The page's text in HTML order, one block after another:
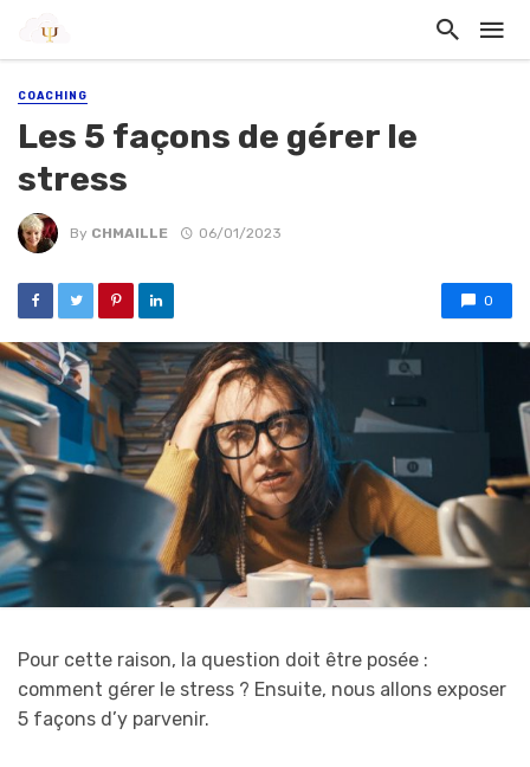
COACHING
Les 5 façons de gérer le
stress
By CHMAILLE 06/01/2023
0
Pour cette raison, la question doit être posée :
comment gérer le stress ? Ensuite, nous allons exposer
5 façons d’y parvenir.